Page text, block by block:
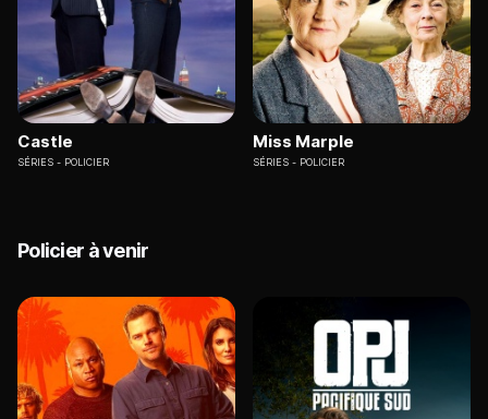
Castle
SÉRIES POLICIER
Miss Marple
SÉRIES POLICIER
Policier à venir